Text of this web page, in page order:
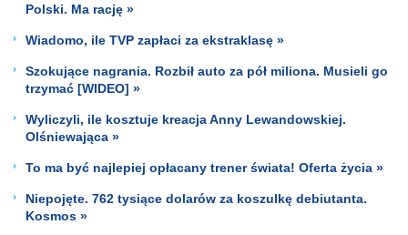
Polski. Ma rację »
Wiadomo, ile TVP zapłaci za ekstraklasę »
Szokujące nagrania. Rozbił auto za pół miliona. Musieli go
trzymać [WIDEO] »
Wyliczyli, ile kosztuje kreacja Anny Lewandowskiej.
Olśniewająca »
To ma być najlepiej opłacany trener świata! Oferta życia »
Niepojęte. 762 tysiące dolarów za koszulkę debiutanta.
Kosmos »